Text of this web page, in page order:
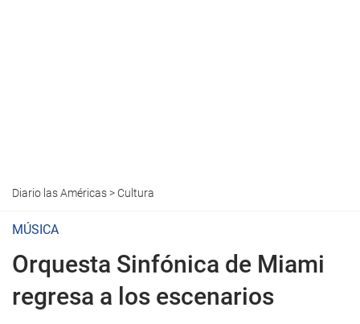
Diario las Américas> Cultura
MÚSICA
Orquesta Sinfónica de Miami
regresa a los escenarios